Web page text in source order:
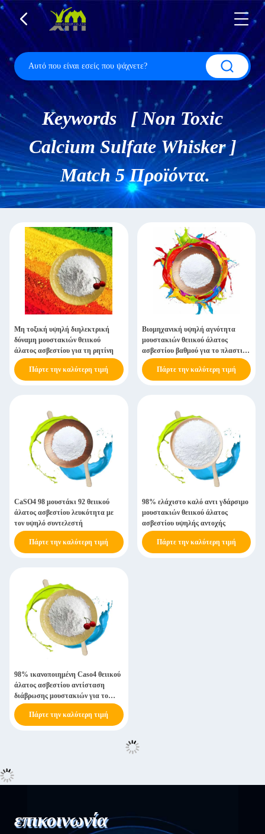
Keywords [ Non Toxic
Calcium Sulfate Whisker ]
Match 5 Προϊόντα.
Μη τοξική υψηλή διηλεκτρική
δύναμη μουστακιών θειικού
άλατος ασβεστίου για τη ρητίνη
Πάρτε την καλύτερη τιμή
Βιομηχανική υψηλή αγνότητα
μουστακιών θειικού άλατος
ασβεστίου βαθμού για το πλαστικό
ρητίνης
Πάρτε την καλύτερη τιμή
CaSO4 98 μουστάκι 92 θειικού
άλατος ασβεστίου λευκότητα με
τον υψηλό συντελεστή
Πάρτε την καλύτερη τιμή
98% ελάχιστο καλό αντι γδάρσιμο
μουστακιών θειικού άλατος
ασβεστίου υψηλής αντοχής
Πάρτε την καλύτερη τιμή
98% ικανοποιημένη Caso4 θειικού
άλατος ασβεστίου αντίσταση
διάβρωσης μουστακιών για το
υλικό πληρώσεως
Πάρτε την καλύτερη τιμή
επικοινωνία